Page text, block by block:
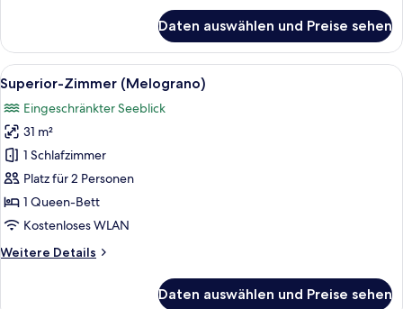
Zimmer
(Bouganville)
Daten auswählen und Preise sehen
Alle
Fotos
für
Superior-
Zimmer
(Melograno)
anzeigen
Superior-Zimmer (Melograno) |
17
Superior-Zimmer (Melograno)
Eingeschränkter Seeblick
31 m²
1 Schlafzimmer
Platz für 2 Personen
1 Queen-Bett
Kostenloses WLAN
Weitere Details
Weitere
Daten auswählen und Preise sehen